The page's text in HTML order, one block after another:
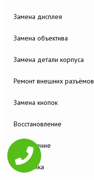
Замена дисплея
Замена объектива
Замена детали корпуса
Ремонт внешних разъёмов
Замена кнопок
Восстановление
Обновление
Настройка